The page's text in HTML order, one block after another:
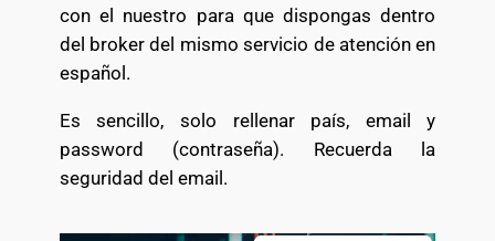
con el nuestro para que dispongas dentro
del broker del mismo servicio de atención en
español.
Es sencillo, solo rellenar país, email y
password (contraseña). Recuerda la
seguridad del email.